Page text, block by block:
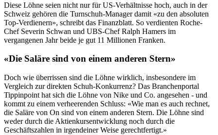
Diese Löhne seien nicht nur für US-Verhältnisse hoch, auch in der
Schweiz gehören die Turnschuh-Manager damit «zu den absoluten
Top-Verdienern», schreibt das Finanzblatt. So verdienten Roche-
Chef Severin Schwan und UBS-Chef Ralph Hamers im
vergangenen Jahr beide je gut 11 Millionen Franken.
«Die Saläre sind von einem anderen Stern»
Doch wie überrissen sind die Löhne wirklich, insbesondere im
Vergleich zur direkten Schuh-Konkurrenz? Das Branchenportal
Tippinpoint hat sich die Löhne von Nike und Co. angesehen - und
kommt zu einem verheerenden Schluss: «Wie man es auch rechnet,
die Saläre von On sind von einem anderen Stern. Die Löhne sind
weder durch die Aktienkursentwicklung noch durch die
Geschäftszahlen in irgendeiner Weise gerechtfertigt.»